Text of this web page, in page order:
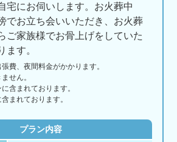
宅にお伺いします。お火葬中
でお立ち会いいただき、お火葬
ご家族様でお骨上げをしていた
ます。
張費、夜間料金がかかります。
せん。
含まれております。
まれております。
プラン内容